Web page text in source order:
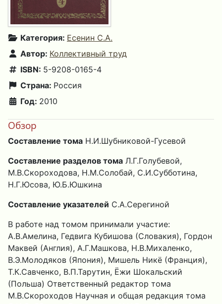
Категория: Есенин С.А.
Автор: Коллективный труд
ISBN: 5-9208-0165-4
Страна: Россия
Год: 2010
Обзор
Составление тома Н.И.Шубниковой-Гусевой
Составление разделов тома Л.Г.Голубевой,
М.В.Скороходова, Н.М.Солобай, С.И.Субботина,
Н.Г.Юсова, Ю.Б.Юшкина
Составление указателей С.А.Серегиной
В работе над томом принимали участие:
А.В.Амелина, Гедвига Кубишова (Словакия), Гордон
Маквей (Англия), А.Г.Машкова, Н.В.Михаленко,
В.Э.Молодяков (Япония), Мишель Никё (Франция),
Т.К.Савченко, В.П.Тарутин, Ёжи Шокальский
(Польша) Ответственный редактор тома
М.В.Скороходов Научная и общая редакция тома